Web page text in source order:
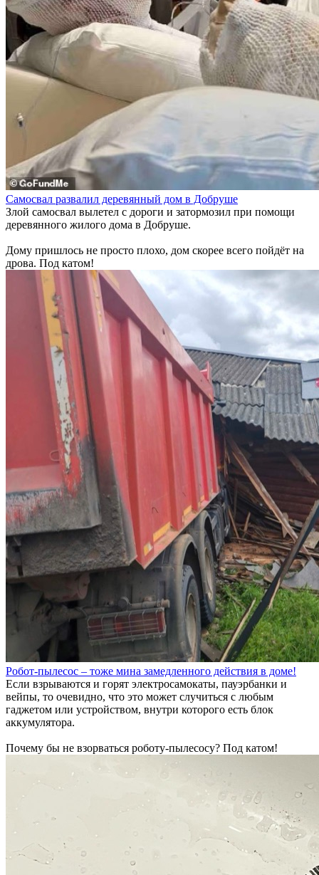
Самосвал развалил деревянный дом в Добруше
Злой самосвал вылетел с дороги и затормозил при помощи
деревянного жилого дома в Добруше.
Дому пришлось не просто плохо, дом скорее всего пойдёт на
дрова. Под катом!
Робот-пылесос – тоже мина замедленного действия в доме!
Если взрываются и горят электросамокаты, пауэрбанки и
вейпы, то очевидно, что это может случиться с любым
гаджетом или устройством, внутри которого есть блок
аккумулятора.
Почему бы не взорваться роботу-пылесосу? Под катом!